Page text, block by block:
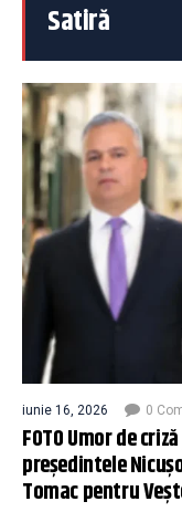
Satiră
iunie 16, 2026 0
FOTO Umor de
președintele
Tomac pentru